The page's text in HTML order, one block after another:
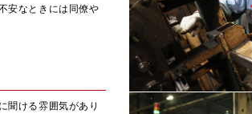
安なときには同僚や
聞ける雰囲気があり